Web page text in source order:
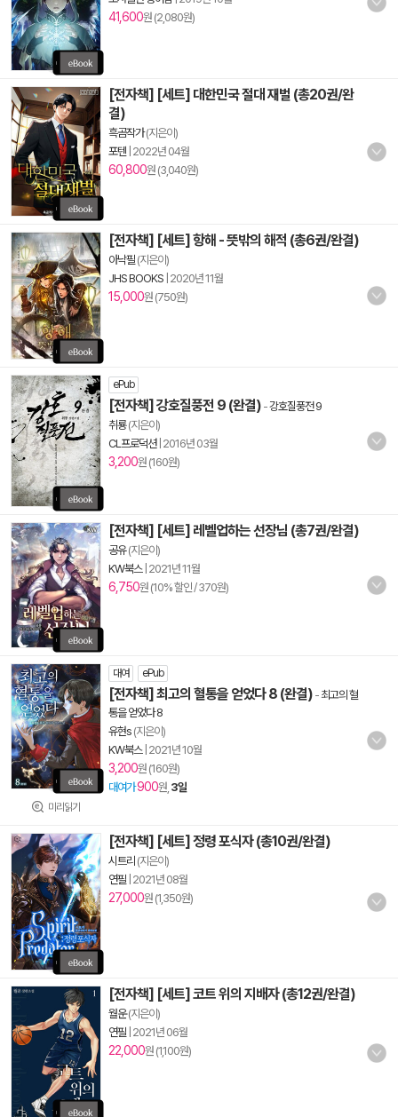
41,600원 (2,080원)
[전자책] [세트] 대한민국 절대 재벌 (총20권/완
결)
흑곰작가(지은이)
포텐 2022년 04월
60,800원 (3,040원)
[전자책] [세트] 항해 - 뜻밖의 해적 (총6권/완결)
아낙필 (지은이)
JHS BOOKS 2020년 11월
15,000원 (750원)
ePub
[전자책] 강호질풍전 9 (완결) -강호질풍전 9
취룡(지은이)
CL프로덕션| 2016년 03월
3,200원 (160원)
[전자책] [세트] 레벨업하는 선장님 (총7권/완결)
공유(지은이)
KW북스| 2021년 11월
6,750원 (10% 할인 / 370원)
미리읽기
대여 ePub
[전자책] 최고의 혈통을 얻었다 8 (완결) -최고의 혈
통을 얻었다 8
유현s (지은이)
KW북스| 2021년 10월
3,200원 (160원)
대여가900원, 3일
[전자책] [세트] 정령 포식자 (총10권/완결)
시트리 (지은이)
연필 2021년 08월
27,000원 (1,350원)
[전자책] [세트] 코트 위의 지배자 (총12권/완결)
월운(지은이)
연필 2021년 06월
22,000원 (1,100원)